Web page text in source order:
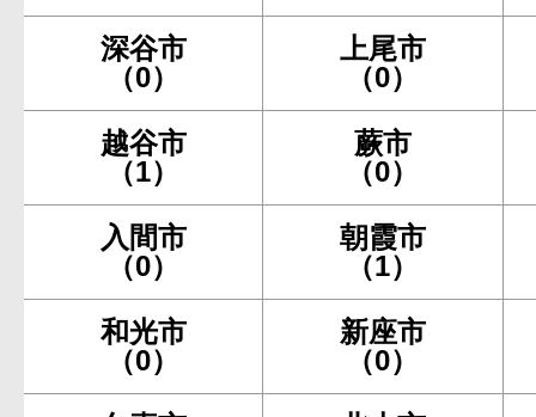
深谷市
（0）
上尾市
（0）
越谷市
（1）
蕨市
（0）
入間市
（0）
朝霞市
（1）
和光市
（0）
新座市
（0）